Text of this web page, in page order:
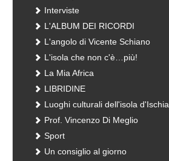
Interviste
L'ALBUM DEI RICORDI
L'angolo di Vicente Schiano
L'isola che non c'è…più!
La Mia Africa
LIBRIDINE
Luoghi culturali dell'isola d'Ischia
Prof. Vincenzo Di Meglio
Sport
Un consiglio al giorno